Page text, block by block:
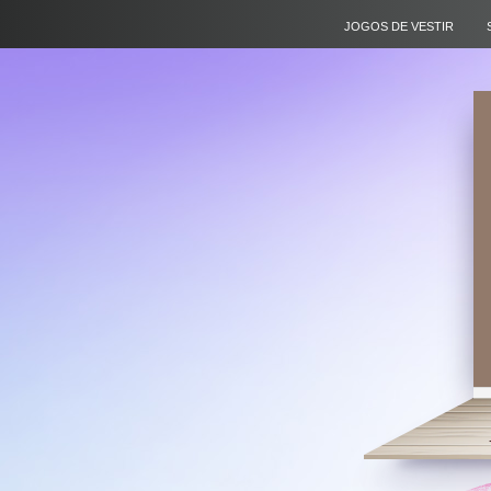
JOGOS DE VESTIR